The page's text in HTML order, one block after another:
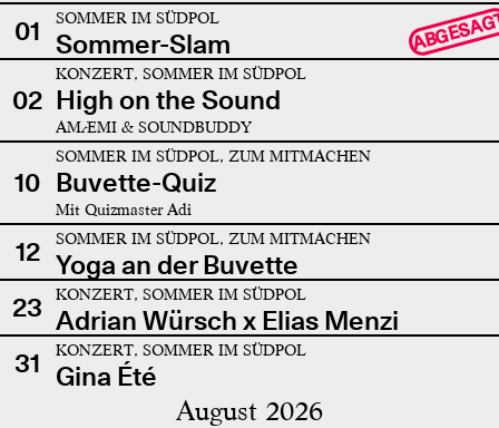
01 SOMMER IM SÜDPOL
Sommer-Slam
02
KONZERT, SOMMER IM SÜDPOL
High on the Sound
AMÆMI & SOUNDBUDDY
10
SOMMER IM SÜDPOL, ZUM MITMACHEN
Buvette-Quiz
Mit Quizmaster Adi
12 SOMMER IM SÜDPOL, ZUM MITMACHEN
Yoga an der Buvette
23
KONZERT, SOMMER IM SÜDPOL
Adrian Würsch x Elias Menzi
31
KONZERT, SOMMER IM SÜDPOL
Gina Été
August 2026